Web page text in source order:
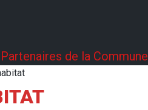
de la Commune